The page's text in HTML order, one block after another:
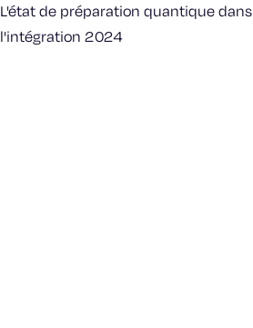
L'état de préparation quantique dans
l'intégration 2024